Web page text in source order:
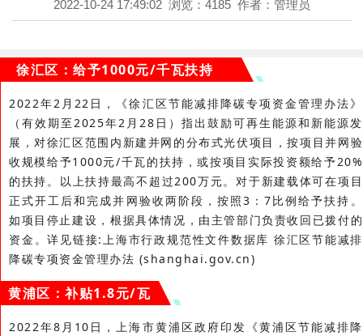
2022-10-24 17:49:02 浏览：4185 作者：管理员
徐汇区：给予1000元/千瓦扶持
2022年2月22日，《徐汇区节能减排降碳专项资金管理办法》
（有效期至2025年2月28日）指出鼓励可再生能源和新能源发
展，对徐汇区范围内新建并网的分布式光伏项目，按项目并网验
收规模给予1000元/千瓦的扶持，或按项目实际投资额给予20%
的扶持。 以上扶持最高不超过200万元。对于新建载体可在项目
正式开工后和完成并网验收两阶段，按照3：7比例给予扶持。
如项目停止建设，根据具体情况，由主管部门负责收回已拨付的
资金。详见链接:上海市行政规范性文件数据库 徐汇区节能减排
降碳专项资金管理办法 (shanghai.gov.cn)
黄浦区：补贴1.8元/瓦
2022年8月10日，上海市黄浦区政府印发《黄浦区节能减排降